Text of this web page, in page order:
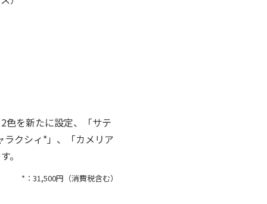
色を新たに設定、「サテ
クシィ*」、「カメリア
。
*：31,500円（消費税含む）